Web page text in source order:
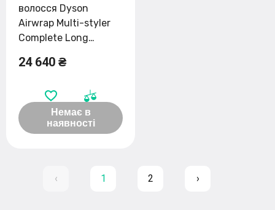
волосся Dyson
Airwrap Multi-styler
Complete Long
(400718-01)
24 640 ₴
Немає в
наявності
‹ 1 2 ›